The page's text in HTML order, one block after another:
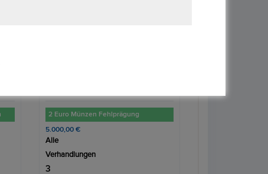
100,00 €
Alle
Verhandlungen
1